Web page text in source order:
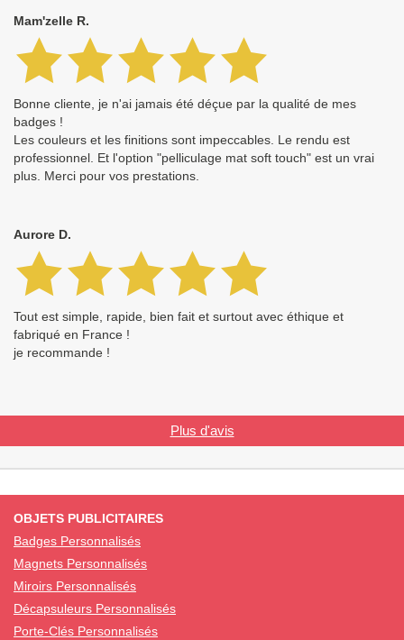
Mam'zelle R.
Bonne cliente, je n'ai jamais été déçue par la qualité de mes
badges !
Les couleurs et les finitions sont impeccables. Le rendu est
professionnel. Et l'option "pelliculage mat soft touch" est un vrai
plus. Merci pour vos prestations.
Aurore D.
Tout est simple, rapide, bien fait et surtout avec éthique et
fabriqué en France !
je recommande !
Plus d'avis
OBJETS PUBLICITAIRES
Badges Personnalisés
Magnets Personnalisés
Miroirs Personnalisés
Décapsuleurs Personnalisés
Porte-Clés Personnalisés